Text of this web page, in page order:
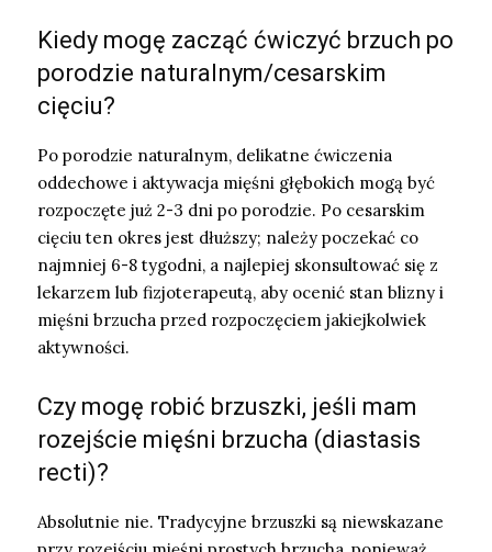
Kiedy mogę zacząć ćwiczyć brzuch po
porodzie naturalnym/cesarskim
cięciu?
Po porodzie naturalnym, delikatne ćwiczenia
oddechowe i aktywacja mięśni głębokich mogą być
rozpoczęte już 2-3 dni po porodzie. Po cesarskim
cięciu ten okres jest dłuższy; należy poczekać co
najmniej 6-8 tygodni, a najlepiej skonsultować się z
lekarzem lub fizjoterapeutą, aby ocenić stan blizny i
mięśni brzucha przed rozpoczęciem jakiejkolwiek
aktywności.
Czy mogę robić brzuszki, jeśli mam
rozejście mięśni brzucha (diastasis
recti)?
Absolutnie nie. Tradycyjne brzuszki są niewskazane